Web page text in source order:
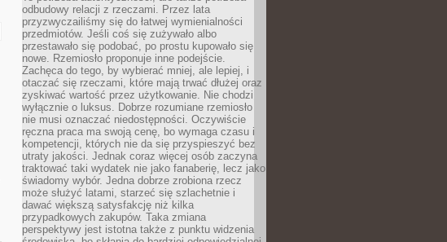
odbudowy relacji z rzeczami. Przez lata
przyzwyczailiśmy się do łatwej wymienialności
przedmiotów. Jeśli coś się zużywało albo
przestawało się podobać, po prostu kupowało się
nowe. Rzemiosło proponuje inne podejście.
Zachęca do tego, by wybierać mniej, ale lepiej, i
otaczać się rzeczami, które mają trwać dłużej oraz
zyskiwać wartość przez użytkowanie. Nie chodzi
wyłącznie o luksus. Dobrze rozumiane rzemiosło
nie musi oznaczać niedostępności. Oczywiście
ręczna praca ma swoją cenę, bo wymaga czasu i
kompetencji, których nie da się przyspieszyć bez
utraty jakości. Jednak coraz więcej osób zaczyna
traktować taki wydatek nie jako fanaberię, lecz jako
świadomy wybór. Jedna dobrze zrobiona rzecz
może służyć latami, starzeć się szlachetnie i
dawać większą satysfakcję niż kilka
przypadkowych zakupów. Taka zmiana
perspektywy jest istotna także z punktu widzenia